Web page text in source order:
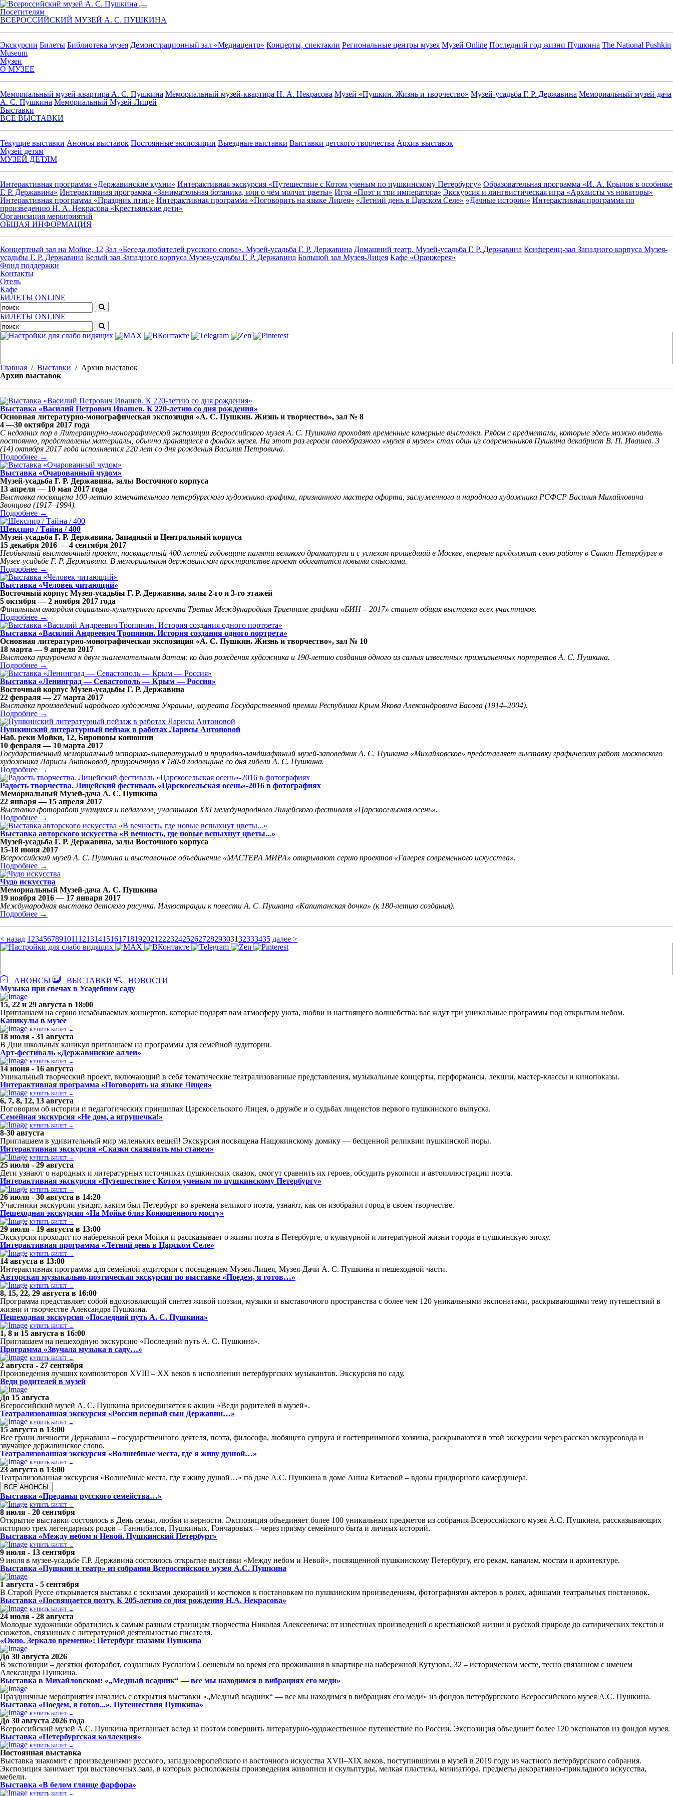
Сайт Всероссийского музея Александра Сергеевича Пушкина
Посетителям
ВСЕРОССИЙСКИЙ МУЗЕЙ А. С. ПУШКИНА
Экскурсии Билеты Библиотека музея Демонстрационный зал «Медиацентр» Концерты, спектакли Региональные центры музея Музей Online Последний год жизни Пушкина The National Pushkin
Museum
Музеи
О МУЗЕЕ
Мемориальный музей-квартира А. С. Пушкина Мемориальный музей-квартира Н. А. Некрасова Музей «Пушкин. Жизнь и творчество» Музей-усадьба Г. Р. Державина Мемориальный музей-дача
А. С. Пушкина Мемориальный Музей-Лицей
Выставки
ВСЕ ВЫСТАВКИ
Текущие выставки Анонсы выставок Постоянные экспозиции Выездные выставки Выставки детского творчества Архив выставок
Музей детям
МУЗЕЙ ДЕТЯМ
Интерактивная программа «Державинские кухни» Интерактивная экскурсия «Путешествие с Котом ученым по пушкинскому Петербургу» Образовательная программа «И. А. Крылов в особняке
Г. Р. Державина» Интерактивная программа «Занимательная ботаника, или о чём молчат цветы» Игра «Поэт и три императора» Экскурсия и лингвистическая игра «Архаисты vs новаторы»
Интерактивная программа «Праздник птиц» Интерактивная программа «Поговорить на языке Лицея» «Летний день в Царском Селе» «Дачные истории» Интерактивная программа по
произведению Н. А. Некрасова «Крестьянские дети»
Организация мероприятий
ОБЩАЯ ИНФОРМАЦИЯ
Концертный зал на Мойке, 12 Зал «Беседа любителей русского слова». Музей-усадьба Г. Р. Державина Домашний театр. Музей-усадьба Г. Р. Державина Конференц-зал Западного корпуса Музея-
усадьбы Г. Р. Державина Белый зал Западного корпуса Музея-усадьбы Г. Р. Державина Большой зал Музея-Лицея Кафе «Оранжерея»
Фонд поддержки
Контакты
Отель
Кафе
БИЛЕТЫ ONLINE
БИЛЕТЫ ONLINE
Главная / Выставки / Архив выставок
Архив выставок
Выставка «Василий Петрович Ивашев. К 220-летию со дня рождения»
Основная литературно-монографическая экспозиция «А. С. Пушкин. Жизнь и творчество», зал № 8
4 —30 октября 2017 года
С недавних пор в Литературно-монографической экспозиции Всероссийского музея А. С. Пушкина проходят временные камерные выставки. Рядом с предметами, которые здесь можно видеть
постоянно, представлены материалы, обычно хранящиеся в фондах музея. На этот раз героем своеобразного «музея в музее» стал один из современников Пушкина декабрист В. П. Ивашев. 3
(14) октября 2017 года исполняется 220 лет со дня рождения Василия Петровича.
Подробнее →
Выставка «Очарованный чудом»
Музей-усадьба Г. Р. Державина, залы Восточного корпуса
13 апреля — 10 мая 2017 года
Выставка посвящена 100-летию замечательного петербургского художника-графика, признанного мастера офорта, заслуженного и народного художника РСФСР Василия Михайловича
Звонцова (1917–1994).
Подробнее →
Шекспир / Тайна / 400
Музей-усадьба Г. Р. Державина. Западный и Центральный корпуса
15 декабря 2016 — 4 сентября 2017
Необычный выставочный проект, посвященный 400-летней годовщине памяти великого драматурга и с успехом прошедший в Москве, впервые продолжит свою работу в Санкт-Петербурге в
Музее-усадьбе Г. Р. Державина. В мемориальном державинском пространстве проект обогатится новыми смыслами.
Подробнее →
Выставка «Человек читающий»
Восточный корпус Музея-усадьбы Г. Р. Державина, залы 2-го и 3-го этажей
5 октября — 2 ноября 2017 года
Финальным аккордом социально-культурного проекта Третья Международная Триеннале графики «БИН – 2017» станет общая выставка всех участников.
Подробнее →
Выставка «Василий Андреевич Тропинин. История создания одного портрета»
Основная литературно-монографическая экспозиция «А. С. Пушкин. Жизнь и творчество», зал № 10
18 марта — 9 апреля 2017
Выставка приурочена к двум знаменательным датам: ко дню рождения художника и 190-летию создания одного из самых известных прижизненных портретов А. С. Пушкина.
Подробнее →
Выставка «Ленинград — Севастополь — Крым — Россия»
Восточный корпус Музея-усадьбы Г. Р. Державина
22 февраля — 27 марта 2017
Выставка произведений народного художника Украины, лауреата Государственной премии Республики Крым Якова Александровича Басова (1914–2004).
Подробнее →
Пушкинский литературный пейзаж в работах Ларисы Антоновой
Наб. реки Мойки, 12, Бироновы конюшни
10 февраля — 10 марта 2017
Государственный мемориальный историко-литературный и природно-ландшафтный музей-заповедник А. С. Пушкина «Михайловское» представляет выставку графических работ московского
художника Ларисы Антоновой, приуроченную к 180-й годовщине со дня гибели А. С. Пушкина.
Подробнее →
Радость творчества. Лицейский фестиваль «Царскосельская осень»-2016 в фотографиях
Мемориальный Музей-дача А. С. Пушкина
22 января — 15 апреля 2017
Выставка фоторабот учащихся и педагогов, участников XXI международного Лицейского фестиваля «Царскосельская осень».
Подробнее →
Выставка авторского искусства «В вечность, где новые вспыхнут цветы...»
Музей-усадьба Г. Р. Державина, залы Восточного корпуса
15-18 июня 2017
Всероссийский музей А. С. Пушкина и выставочное объединение «МАСТЕРА МИРА» открывают серию проектов «Галерея современного искусства».
Подробнее →
Чудо искусства
Мемориальный Музей-дача А. С. Пушкина
19 ноября 2016 — 17 января 2017
Международная выставка детского рисунка. Иллюстрации к повести А. С. Пушкина «Капитанская дочка» (к 180-летию создания).
Подробнее →
< назад 1 23456789101112131415161718192021 2223242526272829303132333435 далее >
АНОНСЫ ВЫСТАВКИ
НОВОСТИ
Музыка при свечах в Усадебном саду
15, 22 и 29 августа в 18:00
Приглашаем на серию незабываемых концертов, которые подарят вам атмосферу уюта, любви и настоящего волшебства: вас ждут три уникальные программы под открытым небом.
Каникулы в музее
КУПИТЬ БИЛЕТ →
18 июля - 31 августа
В Дни школьных каникул приглашаем на программы для семейной аудитории.
Арт-фестиваль «Державинские аллеи»
КУПИТЬ БИЛЕТ →
14 июня - 16 августа
Уникальный творческий проект, включающий в себя тематические театрализованные представления, музыкальные концерты, перформансы, лекции, мастер-классы и кинопоказы.
Интерактивная программа «Поговорить на языке Лицея»
КУПИТЬ БИЛЕТ →
6, 7, 8, 12, 13 августа
Поговорим об истории и педагогических принципах Царскосельского Лицея, о дружбе и о судьбах лицеистов первого пушкинского выпуска.
Семейная экскурсия «Не дом, а игрушечка!»
КУПИТЬ БИЛЕТ →
8-30 августа
Приглашаем в удивительный мир маленьких вещей! Экскурсия посвящена Нащокинскому домику — бесценной реликвии пушкинской поры.
Интерактивная экскурсия «Сказки сказывать мы станем»
КУПИТЬ БИЛЕТ →
25 июля - 29 августа
Дети узнают о народных и литературных источниках пушкинских сказок, смогут сравнить их героев, обсудить рукописи и автоиллюстрации поэта.
Интерактивная экскурсия «Путешествие с Котом ученым по пушкинскому Петербургу»
КУПИТЬ БИЛЕТ →
26 июля - 30 августа в 14:20
Участники экскурсии увидят, каким был Петербург во времена великого поэта, узнают, как он изобразил город в своем творчестве.
Пешеходная экскурсия «На Мойке близ Конюшенного мосту»
КУПИТЬ БИЛЕТ →
29 июля - 19 августа в 13:00
Экскурсия проходит по набережной реки Мойки и рассказывает о жизни поэта в Петербурге, о культурной и литературной жизни города в пушкинскую эпоху.
Интерактивная программа «Летний день в Царском Селе»
КУПИТЬ БИЛЕТ →
14 августа в 13:00
Интерактивная программа для семейной аудитории с посещением Музея-Лицея, Музея-Дачи А. С. Пушкина и пешеходной части.
Авторская музыкально-поэтическая экскурсия по выставке «Поедем, я готов…»
КУПИТЬ БИЛЕТ →
8, 15, 22, 29 августа в 16:00
Программа представляет собой вдохновляющий синтез живой поэзии, музыки и выставочного пространства с более чем 120 уникальными экспонатами, раскрывающими тему путешествий в
жизни и творчестве Александра Пушкина.
Пешеходная экскурсия «Последний путь А. С. Пушкина»
КУПИТЬ БИЛЕТ →
1, 8 и 15 августа в 16:00
Приглашаем на пешеходную экскурсию «Последний путь А. С. Пушкина».
Программа «Звучала музыка в саду…»
КУПИТЬ БИЛЕТ →
2 августа - 27 сентября
Произведения лучших композиторов XVIII – XX веков в исполнении петербургских музыкантов. Экскурсия по саду.
Веди родителей в музей
До 15 августа
Всероссийский музей А. С. Пушкина присоединяется к акции «Веди родителей в музей».
Театрализованная экскурсия «России верный сын Державин…»
КУПИТЬ БИЛЕТ →
15 августа в 13:00
Все грани личности Державина – государственного деятеля, поэта, философа, любящего супруга и гостеприимного хозяина, раскрываются в этой экскурсии через рассказ экскурсовода и
звучащее державинское слово.
Театрализованная экскурсия «Волшебные места, где я живу душой…»
КУПИТЬ БИЛЕТ →
23 августа в 13:00
Театрализованная экскурсия «Волшебные места, где я живу душой…» по даче А.С. Пушкина в доме Анны Китаевой – вдовы придворного камердинера.
ВСЕ АНОНСЫ
Выставка «Преданья русского семейства…»
КУПИТЬ БИЛЕТ →
8 июля - 20 сентября
Открытие выставки состоялось в День семьи, любви и верности. Экспозиция объединяет более 100 уникальных предметов из собрания Всероссийского музея А.С. Пушкина, рассказывающих
историю трех легендарных родов – Ганнибалов, Пушкиных, Гончаровых – через призму семейного быта и личных историй.
Выставка «Между небом и Невой. Пушкинский Петербург»
КУПИТЬ БИЛЕТ →
9 июля - 13 сентября
9 июля в музее-усадьбе Г.Р. Державина состоялось открытие выставки «Между небом и Невой», посвященной пушкинскому Петербургу, его рекам, каналам, мостам и архитектуре.
Выставка «Пушкин и театр» из собрания Всероссийского музея А.С. Пушкина
1 августа - 5 сентября
В Старой Руссе открывается выставка с эскизами декораций и костюмов к постановкам по пушкинским произведениям, фотографиями актеров в ролях, афишами театральных постановок.
Выставка «Посвящается поэту. К 205-летию со дня рождения Н.А. Некрасова»
КУПИТЬ БИЛЕТ →
24 июля - 28 августа
Молодые художники обратились к самым разным страницам творчества Николая Алексеевича: от известных произведений о крестьянской жизни и русской природе до сатирических текстов и
сюжетов, связанных с литературной деятельностью писателя.
«Окно. Зеркало времени»: Петербург глазами Пушкина
До 30 августа 2026
В экспозиции – десятки фоторабот, созданных Русланом Соешевым во время его проживания в квартире на набережной Кутузова, 32 – историческом месте, тесно связанном с именем
Александра Пушкина.
Выставка в Михайловском: «„Медный всадник“ — все мы находимся в вибрациях его меди»
Праздничные мероприятия начались с открытия выставки «„Медный всадник“ — все мы находимся в вибрациях его меди» из фондов петербургского Всероссийского музея А.С. Пушкина.
Выставка «Поедем, я готов...». Путешествия Пушкина»
КУПИТЬ БИЛЕТ →
До 30 августа 2026 года
Всероссийский музей А.С. Пушкина приглашает вслед за поэтом совершить литературно-художественное путешествие по России. Экспозиция объединит более 120 экспонатов из фондов музея.
Выставка «Петербургская коллекция»
КУПИТЬ БИЛЕТ →
Постоянная выставка
Выставка знакомит с произведениями русского, западноевропейского и восточного искусства XVII–XIX веков, поступившими в музей в 2019 году из частного петербургского собрания.
Экспозиция занимает три выставочных зала, в которых расположены произведения живописи и скульптуры, мелкая пластика, миниатюра, предметы декоративно-прикладного искусства,
мебели.
Выставка «В белом глянце фарфора»
КУПИТЬ БИЛЕТ →